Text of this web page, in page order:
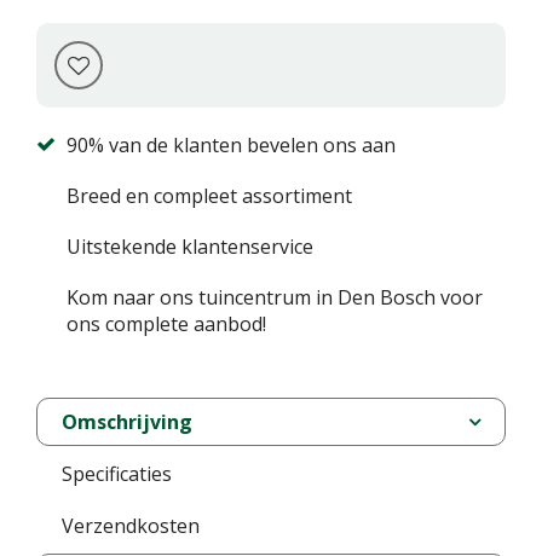
90% van de klanten bevelen ons aan
Breed en compleet assortiment
Uitstekende klantenservice
Kom naar ons tuincentrum in Den Bosch voor
ons complete aanbod!
Omschrijving
Specificaties
Verzendkosten